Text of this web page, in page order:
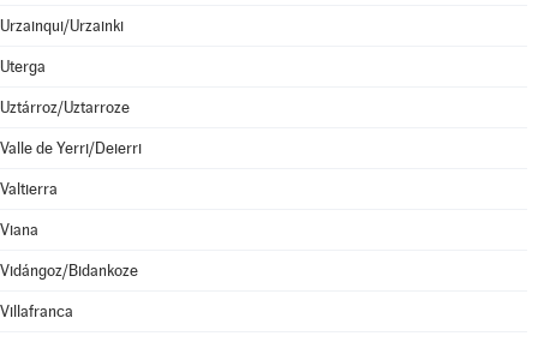
Urzainqui/Urzainki
Uterga
Uztárroz/Uztarroze
Valle de Yerri/Deierri
Valtierra
Viana
Vidángoz/Bidankoze
Villafranca